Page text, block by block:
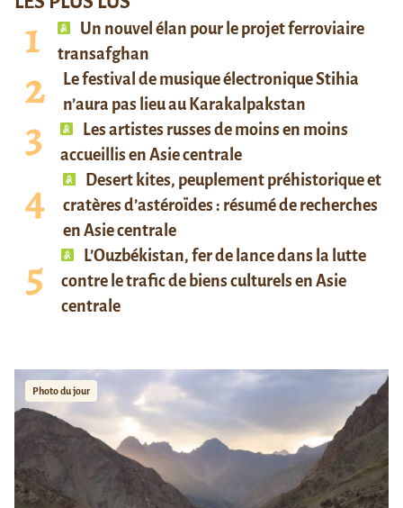
Un nouvel élan pour le projet ferroviaire
transafghan
Le festival de musique électronique Stihia
n’aura pas lieu au Karakalpakstan
Les artistes russes de moins en moins
accueillis en Asie centrale
Desert kites, peuplement préhistorique et
cratères d’astéroïdes : résumé de recherches
en Asie centrale
L’Ouzbékistan, fer de lance dans la lutte
contre le trafic de biens culturels en Asie
centrale
Photo du jour